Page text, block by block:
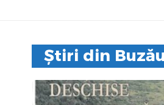
Știri din